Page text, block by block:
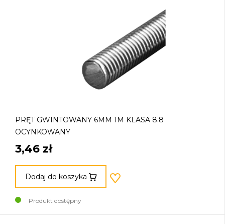
PRĘT GWINTOWANY 6MM 1M KLASA 8.8
OCYNKOWANY
3,46 zł
Dodaj do koszyka
Produkt dostępny